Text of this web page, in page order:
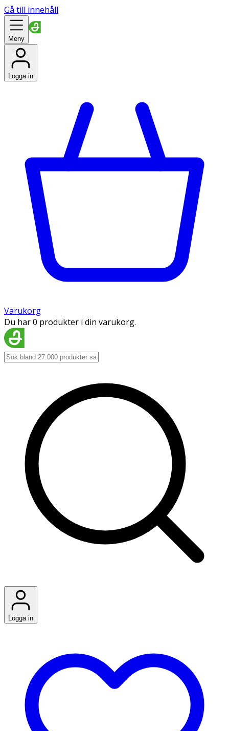
Gå till innehåll
Meny
Logga in
Varukorg
Du har 0 produkter i din varukorg.
Logga in